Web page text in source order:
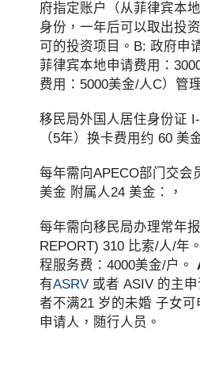
府指定账户（从菲律宾本
身份，一年后可以取出投
可的投资项目。B: 政府申
菲律宾本地申请费用：
费用：5000美金/人C）管
移民局外国人居住身份证
（5年）换卡费用约 60 美
每年需向APECO部门交会
美金 附属人24 美金：，
每年需向移民局办理常年
REPORT) 310 比索/人/年
程服务费：4000美金/户。
有ASRV 或者 ASIV 的主
者不满21 岁的未婚 子女
申请人，随行人员。